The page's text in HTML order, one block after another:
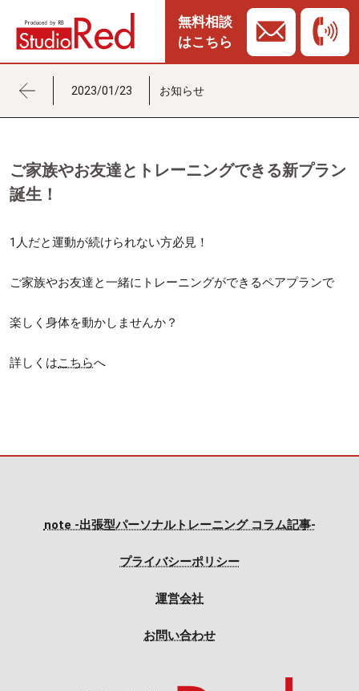
無料相談
はこちら
2023/01/23 お知らせ
ご家族やお友達とトレーニングできる新プラン
誕生！
1人だと運動が続けられない方必見！
ご家族やお友達と一緒にトレーニングができるペアプランで
楽しく身体を動かしませんか？
詳しくはこちらへ
note -出張型パーソナルトレーニング コラム記事-
プライバシーポリシー
運営会社
お問い合わせ